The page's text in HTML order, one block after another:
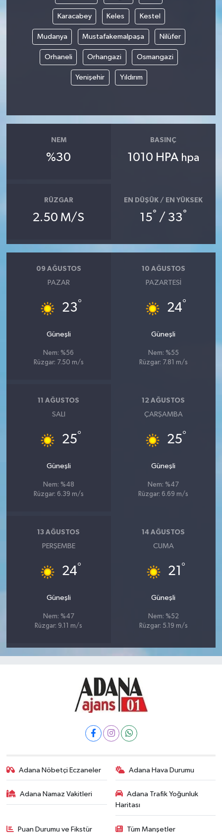
Karacabey Keles Kestel
Mudanya Mustafakemalpaşa Nilüfer
Orhaneli Orhangazi Osmangazi
Yenişehir Yıldırım
NEM
%30
BASINÇ
1010 HPA hpa
RÜZGAR
2.50 M/S
EN DÜŞÜK / EN YÜKSEK
15° / 33°
09 AĞUSTOS
PAZAR
23°
Güneşli
Nem: %56
Rüzgar: 7.50 m/s
10 AĞUSTOS
PAZARTESI
24°
Güneşli
Nem: %55
Rüzgar: 7.81 m/s
11 AĞUSTOS
SALI
25°
Güneşli
Nem: %48
Rüzgar: 6.39 m/s
12 AĞUSTOS
ÇARŞAMBA
25°
Güneşli
Nem: %47
Rüzgar: 6.69 m/s
13 AĞUSTOS
PERŞEMBE
24°
Güneşli
Nem: %47
Rüzgar: 9.11 m/s
14 AĞUSTOS
CUMA
21 °
Güneşli
Nem: %52
Rüzgar: 5.19 m/s
Adana Nöbetçi Eczaneler Adana Hava Durumu
Adana Namaz Vakitleri
Adana Trafik Yoğunluk
Haritası
Puan Durumu ve Fikstür Tüm Manşetler